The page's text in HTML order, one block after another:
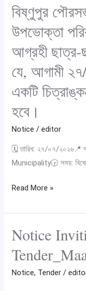
বিষ্ণুপুর
উপভোক্তা
আগ্রহী ছাত্র-
যে, আগামী
একটি
হবে।
Notice /editor
🗓️ তারিখ: ২৭/০৭/
Municipality🕞 সময়:
বিষ্ণুপুর
পৌরসভার
আবাস
যোজনার
উপভোক্তা
পরিবারের
৫–
বছর
বয়সী
আগ্রহী
ছাত্র-
জানানো
যে,
২৭/০৭/২০২৬
(সোমবার)
একটি
Read More »
Notice
Notice, Tender /
Notice
Tender_Maa_Aahar